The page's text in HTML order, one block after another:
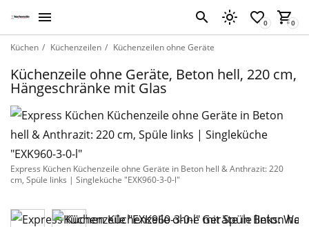
Küchen Küchenzeilen Küchenzeilen ohne Geräte
Küchenzeile ohne Geräte, Beton hell, 220 cm,
Hängeschränke mit Glas
Express Küchen Küchenzeile ohne Geräte in Beton hell & Anthrazit: 220
cm, Spüle links | Singleküche "EXK960-3-0-l"